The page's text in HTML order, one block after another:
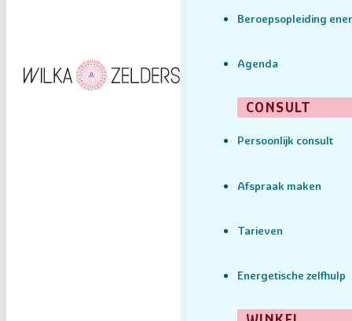
Beroepsopleiding
Agenda
CONSULT
Persoonlijk consult
Afspraak maken
Tarieven
Energetische zelfhulp